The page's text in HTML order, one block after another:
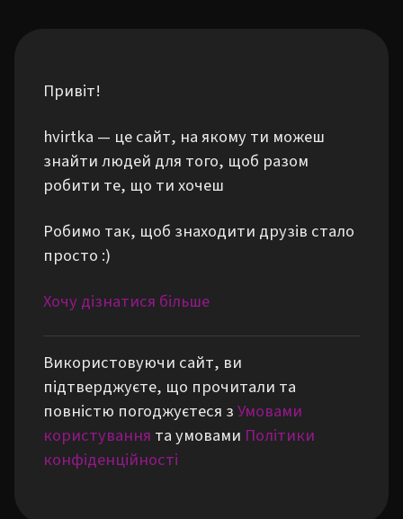
Привіт!
hvirtka — це сайт, на якому ти можеш
знайти людей для того, щоб разом
робити те, що ти хочеш
Робимо так, щоб знаходити друзів стало
просто :)
Хочу дізнатися більше
Використовуючи сайт, ви
підтверджуєте, що прочитали та
повністю погоджуєтеся зУмовами
користування та умовами Політики
конфіденційності